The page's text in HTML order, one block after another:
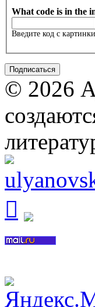
What code is in the
Введите код с картинки
© 2026
